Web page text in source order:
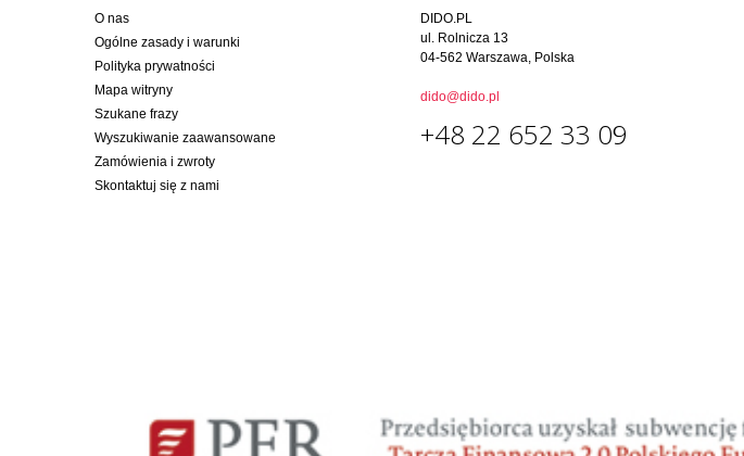
O nas
Ogólne zasady i warunki
Polityka prywatności
Mapa witryny
Szukane frazy
Wyszukiwanie zaawansowane
Zamówienia i zwroty
Skontaktuj się z nami
DIDO.PL
ul. Rolnicza 13
04-562 Warszawa, Polska
dido@dido.pl
+48 22 652 33 09